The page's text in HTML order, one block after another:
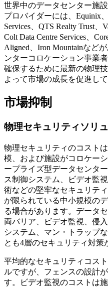
世界中のデータセンター施
プロバイダーには、Equinix
Services、QTS Realty Trust、
Colt Data Centre Services、
Aligned、Iron Mountainなど
ンターコロケーション事業
確保するために最新の物理
よって市場の成長を促進して
市場抑制
物理セキュリティソリ
物理セキュリティのコスト
模、および施設がコロケー
ープライズ型データセンタ
ス制御システム、ビデオ監
術などの堅牢なセキュリテ
が限られている中小規模の
る場合があります。データ
両バリア、ビデオ監視、侵
システム、マン・トラップ
とも4層のセキュリティ対策
平均的なセキュリティコス
ルですが、フェンスの設計
す。ビデオ監視のコストは